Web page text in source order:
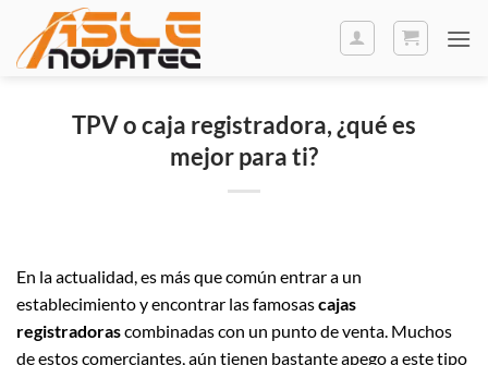
contenido
TPV o caja registradora, ¿qué es
mejor para ti?
En la actualidad, es más que común entrar a un
establecimiento y encontrar las famosascajas
registradorascombinadas con un punto de venta. Muchos
de estos comerciantes, aún tienen bastante apego a este tipo